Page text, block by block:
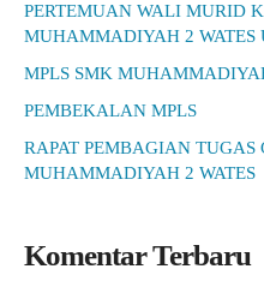
PERTEMUAN WALI MURID
MUHAMMADIYAH 2 WATES
MPLS SMK
PEMBEKALAN MPLS
RAPAT PEMBAGIAN
MUHAMMADIYAH 2 WATES
Komentar Terbaru